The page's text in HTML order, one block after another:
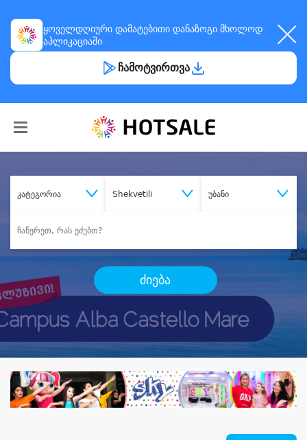
ყოველდღიური დამატებითი დანაზოგი მხოლოდ
აპლიკაციაში
ჩამოტვირთვა
კატეგორია Shekvetili უბანი
ძიება